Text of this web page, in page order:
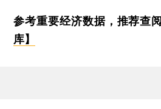
参考重要经济数据，推荐查阅
库】